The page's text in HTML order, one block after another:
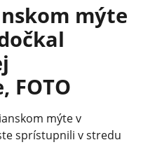
mýte
FOTO
mýte v
sprístupnili v stredu